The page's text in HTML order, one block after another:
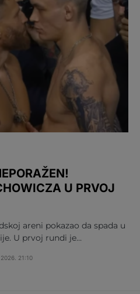
U PRVOJ
areni pokazao da spada u
U prvoj rundi je…
21:10